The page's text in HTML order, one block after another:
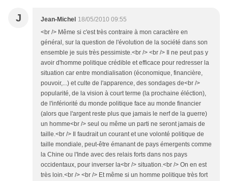
J Jean-Michel 18/05/2010 09:55
<br /> Même si c'est très contraire à mon caractère en
général, sur la question de l'évolution de la société dans son
ensemble je suis très pessimiste.<br /> <br /> Il ne peut pas y
avoir d'homme politique crédible et efficace pour redresser la
situation car entre mondialisation (économique, financière,
pouvoir,...) et culte de l'apparence, des sondages de<br />
popularité, de la vision à court terme (la prochaine éléction),
de l'infériorité du monde politique face au monde financier
(alors que l'argent reste plus que jamais le nerf de la guerre)
un homme<br /> seul ou même un parti ne seront jamais de
taille.<br /> Il faudrait un courant et une volonté politique de
taille mondiale, peut-être émanant de pays émergents comme
la Chine ou l'Inde avec des relais forts dans nos pays
occidentaux, pour inverser la<br /> situation.<br /> On en est
très loin.<br /> <br /> Et même si un homme politique très fort